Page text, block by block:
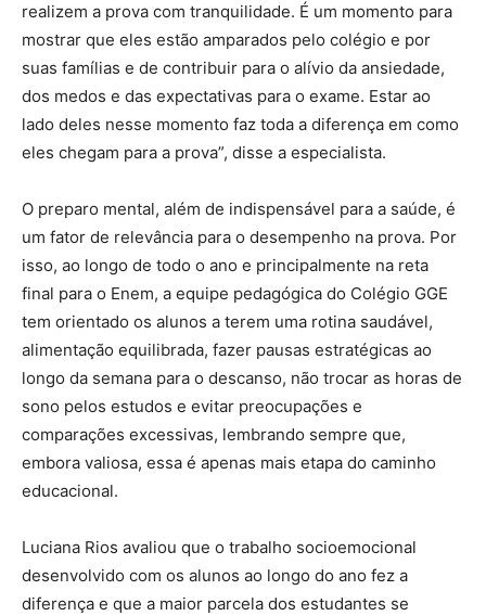
realizem a prova com tranquilidade. É um momento para
mostrar que eles estão amparados pelo colégio e por
suas famílias e de contribuir para o alívio da ansiedade,
dos medos e das expectativas para o exame. Estar ao
lado deles nesse momento faz toda a diferença em como
eles chegam para a prova”, disse a especialista.
O preparo mental, além de indispensável para a saúde, é
um fator de relevância para o desempenho na prova. Por
isso, ao longo de todo o ano e principalmente na reta
final para o Enem, a equipe pedagógica do Colégio GGE
tem orientado os alunos a terem uma rotina saudável,
alimentação equilibrada, fazer pausas estratégicas ao
longo da semana para o descanso, não trocar as horas de
sono pelos estudos e evitar preocupações e
comparações excessivas, lembrando sempre que,
embora valiosa, essa é apenas mais etapa do caminho
educacional.
Luciana Rios avaliou que o trabalho socioemocional
desenvolvido com os alunos ao longo do ano fez a
diferença e que a maior parcela dos estudantes se